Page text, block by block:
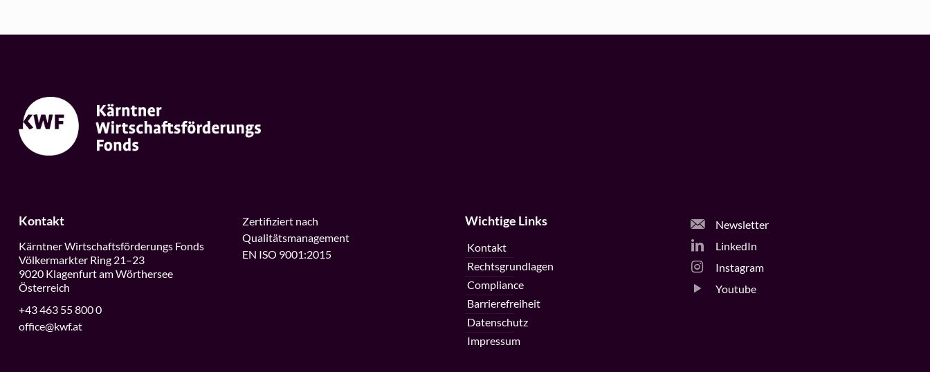
Kontakt
Kärntner Wirtschaftsförderungs Fonds
Völkermarkter Ring 21–23
9020 Klagenfurt am Wörthersee
Österreich
+43 463 55 800 0
office@kwf.at
Zertifiziert nach
Qualitätsmanagement
EN ISO 9001:2015
Wichtige Links
Kontakt
Rechtsgrundlagen
Compliance
Barrierefreiheit
Datenschutz
Impressum
Newsletter
LinkedIn
Instagram
Youtube